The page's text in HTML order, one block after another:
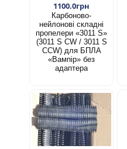
1100.0грн
Карбоново-
нейлонові складні
пропелери «3011 S»
(3011 S CW / 3011 S
CCW) для БПЛА
«Вампір» без
адаптера